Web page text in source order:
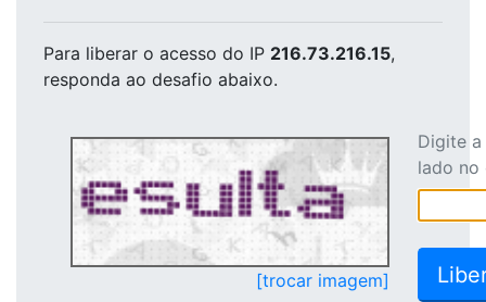
Para liberar o acesso do IP 216.73.216.15,
responda ao desafio abaixo.
[trocar imagem]
Digite
lado no